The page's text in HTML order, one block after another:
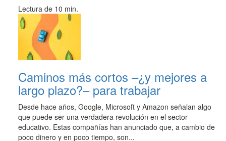
Lectura de 10 min.
Caminos más cortos –¿y mejores a
largo plazo?– para trabajar
Desde hace años, Google, Microsoft y Amazon señalan algo
que puede ser una verdadera revolución en el sector
educativo. Estas compañías han anunciado que, a cambio de
poco dinero y en poco tiempo, son...